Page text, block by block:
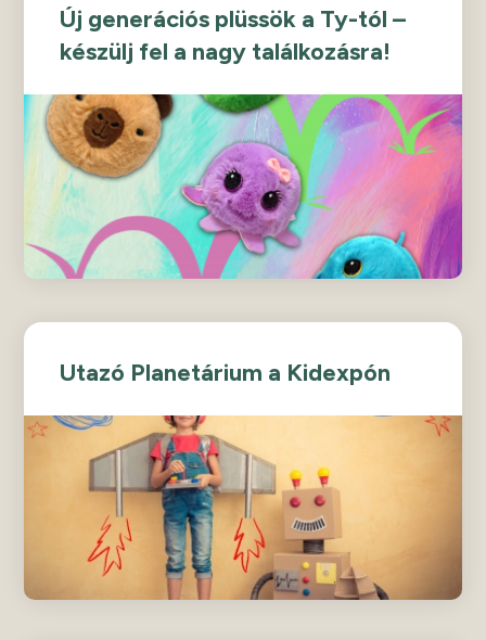
Új generációs plüssök a Ty-tól –
készülj fel a nagy találkozásra!
Utazó Planetárium a Kidexpón